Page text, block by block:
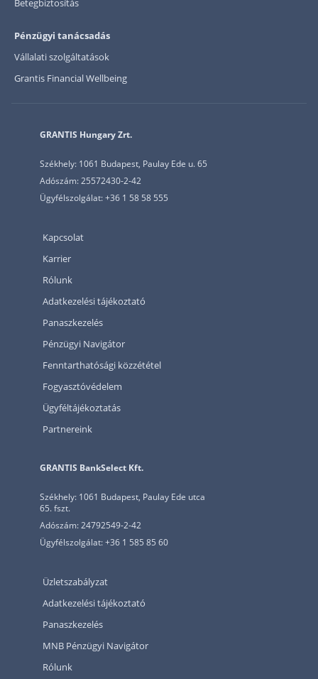
Betegbiztosítás
Pénzügyi tanácsadás
Vállalati szolgáltatások
Grantis Financial Wellbeing
GRANTIS Hungary Zrt.
Székhely: 1061 Budapest, Paulay Ede u. 65
Adószám: 25572430-2-42
Ügyfélszolgálat: +36 1 58 58 555
Kapcsolat
Karrier
Rólunk
Adatkezelési tájékoztató
Panaszkezelés
Pénzügyi Navigátor
Fenntarthatósági közzététel
Fogyasztóvédelem
Ügyféltájékoztatás
Partnereink
GRANTIS BankSelect Kft.
Székhely: 1061 Budapest, Paulay Ede utca
65. fszt.
Adószám: 24792549-2-42
Ügyfélszolgálat: +36 1 585 85 60
Üzletszabályzat
Adatkezelési tájékoztató
Panaszkezelés
MNB Pénzügyi Navigátor
Rólunk